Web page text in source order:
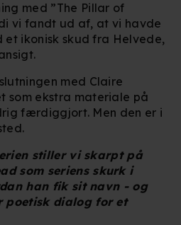
med ”The Pillar of
vi fandt ud af, at vi havde
ikonisk skud fra Helvede,
med Claire
som ekstra materiale på
færdiggjort. Men den er i
stiller vi skarpt på
som seriens skurk i
han fik sit navn - og
poetisk dialog for et